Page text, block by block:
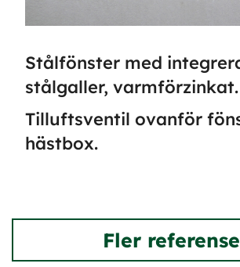
Stålfönster med
stålgaller, varmförzinkat.
Tilluftsventil ovanför
hästbox.
Fler